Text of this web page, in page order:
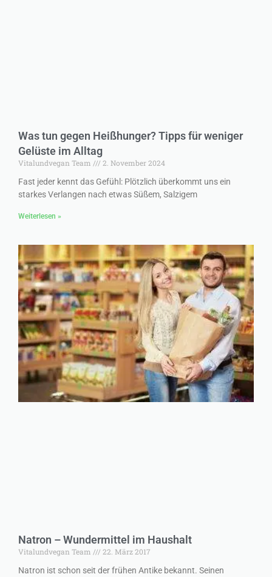
Was tun gegen Heißhunger? Tipps für weniger
Gelüste im Alltag
Vitalundvegan Team
2. November 2024
Fast jeder kennt das Gefühl: Plötzlich überkommt uns ein
starkes Verlangen nach etwas Süßem, Salzigem
Weiterlesen »
Natron – Wundermittel im Haushalt
Vitalundvegan Team
22. März 2017
Natron ist schon seit der frühen Antike bekannt. Seinen